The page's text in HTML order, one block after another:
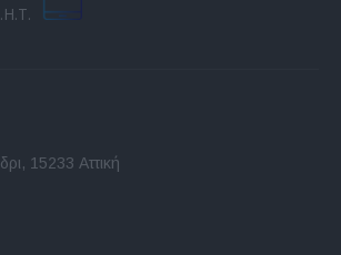
15233 Αττική